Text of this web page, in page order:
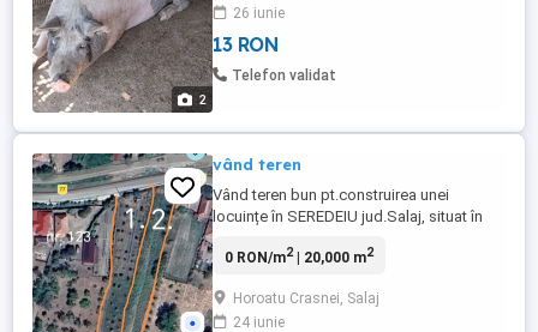
2
26 iunie
13 RON
Telefon validat
vând teren
Vând teren bun pt.construirea unei
locuințe în SEREDEIU jud.Salaj, situat în
comunal 77,suprafață 2000mp. tel.
0 RON/m2| 20,000 m2
Horoatu Crasnei, Salaj
24 iunie